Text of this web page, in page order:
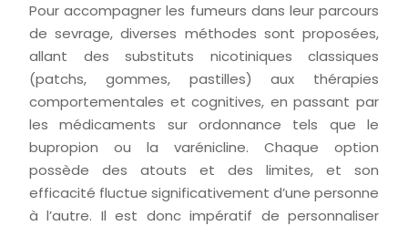
Pour accompagner les fumeurs dans leur parcours
de sevrage, diverses méthodes sont proposées,
allant des substituts nicotiniques classiques
(patchs, gommes, pastilles) aux thérapies
comportementales et cognitives, en passant par
les médicaments sur ordonnance tels que le
bupropion ou la varénicline. Chaque option
possède des atouts et des limites, et son
efficacité fluctue significativement d’une personne
à l’autre. Il est donc impératif de personnaliser